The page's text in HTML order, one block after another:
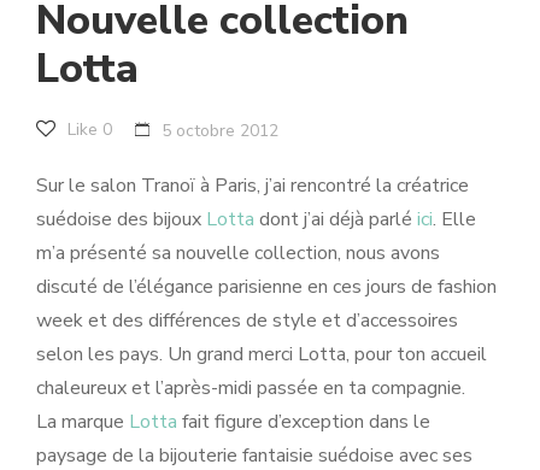
Nouvelle collection
Lotta
Like 0 5 octobre 2012
Sur le salon Tranoï à Paris, j’ai rencontré la créatrice
suédoise des bijoux Lotta dont j’ai déjà parlé ici. Elle
m’a présenté sa nouvelle collection, nous avons
discuté de l’élégance parisienne en ces jours de fashion
week et des différences de style et d’accessoires
selon les pays. Un grand merci Lotta, pour ton accueil
chaleureux et l’après-midi passée en ta compagnie.
La marque Lotta fait figure d’exception dans le
paysage de la bijouterie fantaisie suédoise avec ses